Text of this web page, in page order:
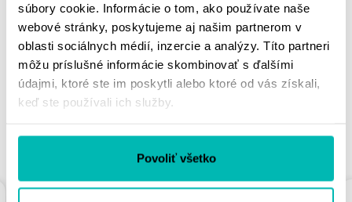
súbory cookie. Informácie o tom, ako používate naše
webové stránky, poskytujeme aj našim partnerom v
oblasti sociálnych médií, inzercie a analýzy. Títo partneri
môžu príslušné informácie skombinovať s ďalšími
údajmi, ktoré ste im poskytli alebo ktoré od vás získali,
keď ste používali ich služby.
Povoliť všetko
MOHLO BY SA VÁM
PÁČIŤ
PODOBNÉ PRODUKTY